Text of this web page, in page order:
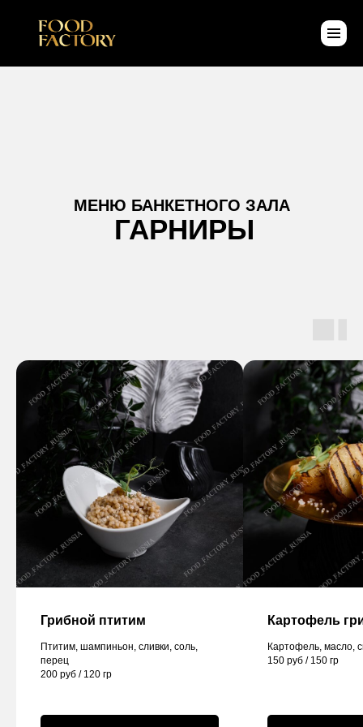
ГАРНИРЫ
МЕНЮ БАНКЕТНОГО ЗАЛА
Грибной птитим
Птитим, шампиньон, сливки, соль,
перец
200 руб / 120 гр
Картофель
Картофель, масло,
150 руб / 150 гр